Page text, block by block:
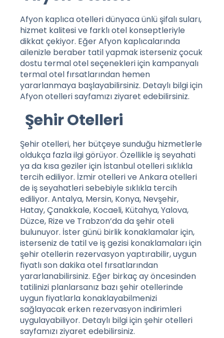
Afyon kaplıca otelleri dünyaca ünlü şifalı suları,
hizmet kalitesi ve farklı otel konseptleriyle
dikkat çekiyor. Eğer Afyon kaplıcalarında
ailenizle beraber tatil yapmak isterseniz çocuk
dostu termal otel seçenekleri için kampanyalı
termal otel fırsatlarından hemen
yararlanmaya başlayabilirsiniz. Detaylı bilgi için
Afyon otellerisayfamızı ziyaret edebilirsiniz.
Şehir Otelleri
Şehir otelleri, her bütçeye sunduğu hizmetlerle
oldukça fazla ilgi görüyor. Özellikle iş seyahati
ya da kısa geziler için İstanbul otelleri sıklıkla
tercih ediliyor. İzmir otelleri ve Ankara otelleri
de iş seyahatleri sebebiyle sıklıkla tercih
ediliyor. Antalya, Mersin, Konya, Nevşehir,
Hatay, Çanakkale, Kocaeli, Kütahya, Yalova,
Düzce, Rize ve Trabzon’da da şehir oteli
bulunuyor. İster günü birlik konaklamalar için,
isterseniz de tatil ve iş gezisi konaklamaları için
şehir otellerin rezervasyon yaptırabilir, uygun
fiyatlı son dakika otel fırsatlarından
yararlanabilirsiniz. Eğer birkaç ay öncesinden
tatilinizi planlarsanız bazı şehir otellerinde
uygun fiyatlarla konaklayabilmenizi
sağlayacak erken rezervasyon indirimleri
uygulayabiliyor. Detaylı bilgi için şehir otelleri
sayfamızı ziyaret edebilirsiniz.